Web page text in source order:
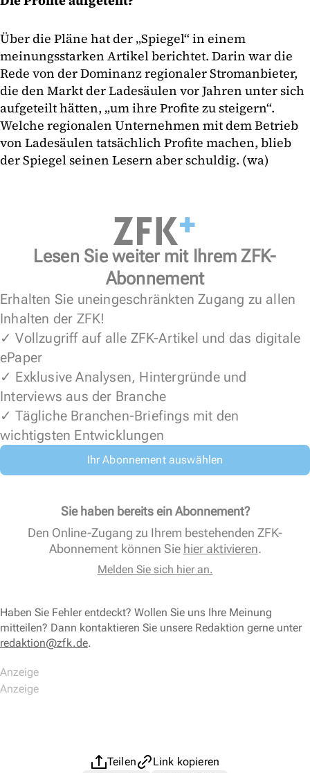
Über die Pläne hat der „Spiegel“ in einem
meinungsstarken Artikel berichtet. Darin war die
Rede von der Dominanz regionaler Stromanbieter,
die den Markt der Ladesäulen vor Jahren unter sich
aufgeteilt hätten, „um ihre Profite zu steigern“.
Welche regionalen Unternehmen mit dem Betrieb
von Ladesäulen tatsächlich Profite machen, blieb
der Spiegel seinen Lesern aber schuldig. (wa)
Lesen Sie weiter mit Ihrem ZFK-
Abonnement
Erhalten Sie uneingeschränkten Zugang zu allen
Inhalten der ZFK!
✓ Vollzugriff auf alle ZFK-Artikel und das digitale
ePaper
✓ Exklusive Analysen, Hintergründe und
Interviews aus der Branche
✓ Tägliche Branchen-Briefings mit den
wichtigsten Entwicklungen
Ihr Abonnement auswählen
Sie haben bereits ein Abonnement?
Den Online-Zugang zu Ihrem bestehenden ZFK-
Abonnement können Sie hier aktivieren.
Melden Sie sich hier an.
Haben Sie Fehler entdeckt? Wollen Sie uns Ihre Meinung
mitteilen? Dann kontaktieren Sie unsere Redaktion gerne unter
redaktion@zfk.de.
Teilen
Link kopieren